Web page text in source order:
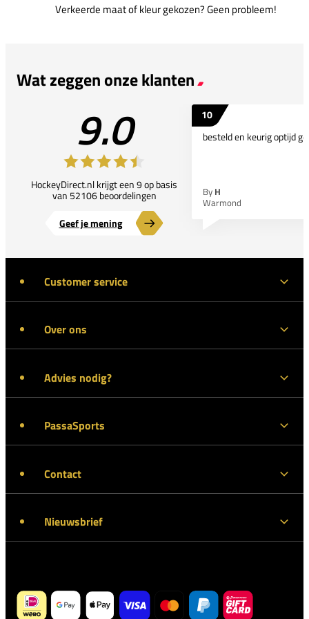
Verkeerde maat of kleur gekozen? Geen probleem!
Wat zeggen onze klanten
9.0
HockeyDirect.nl krijgt een 9 op basis
van 52106 beoordelingen
Geef je mening
10
besteld en keurig optijd
By H
Warmond
Customer service
Over ons
Advies nodig?
PassaSports
Contact
Nieuwsbrief